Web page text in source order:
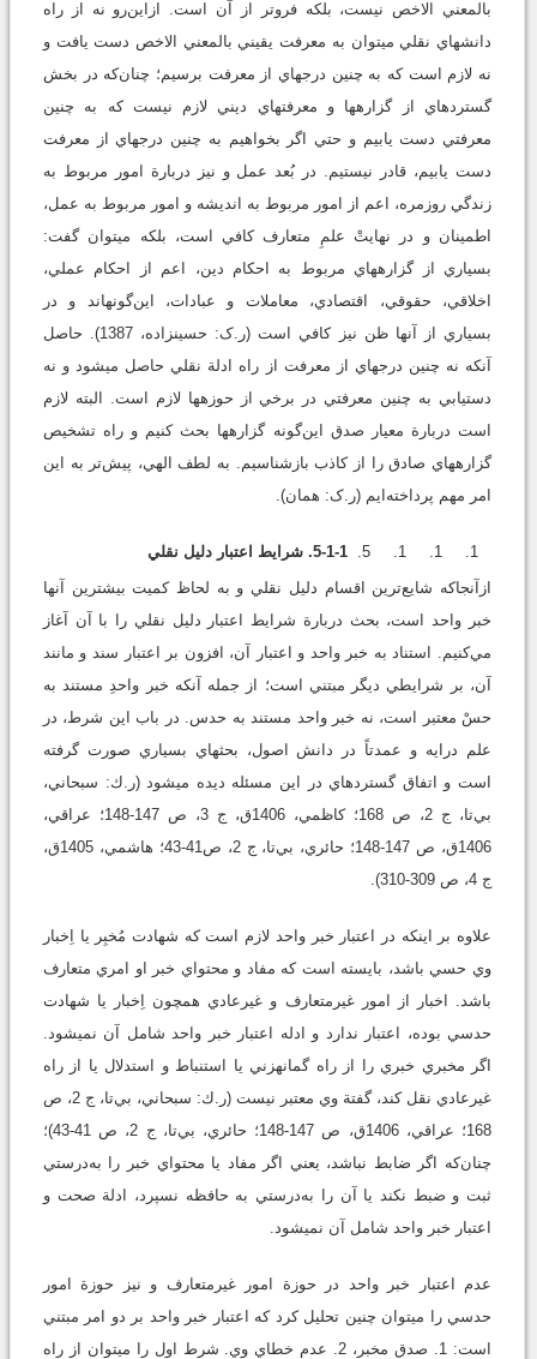
بالمعني الاخص نيست، بلکه فروتر از آن است. ازاين‌رو نه از راه
دانش‏هاي نقلي مي‏توان به معرفت يقيني بالمعني الاخص دست يافت و
نه لازم است که به چنين درجه‏اي از معرفت برسيم؛ چنان‌که در بخش
گسترده‏اي از گزاره‏ها و معرفت‏هاي ديني لازم نيست که به چنين
معرفتي دست يابيم و حتي اگر بخواهيم به چنين درجه‏اي از معرفت
دست يابيم، قادر نيستيم. در بُعد عمل و نيز دربارة امور مربوط به
زندگي روزمره، اعم از امور مربوط به انديشه و امور مربوط به عمل،
اطمينان و در نهايتْ علمِ متعارف کافي است، بلکه مي‏توان گفت:
بسياري از گزاره‏هاي مربوط به احکام دين، اعم از احکام عملي،
اخلاقي، حقوقي، اقتصادي، معاملات و عبادات، اين‌گونه‏اند و در
بسياري از آنها ظن نيز کافي است (ر.ک: حسين‏زاده، 1387). حاصل
آنکه نه چنين درجه‏اي از معرفت از راه ادلة نقلي حاصل مي‏شود و نه
دستيابي به چنين معرفتي در برخي از حوزه‏ها لازم است. البته لازم
است دربارة معيار صدق اين‌گونه گزاره‏ها بحث کنيم و راه تشخيص
گزاره‏هاي صادق را از کاذب بازشناسيم. به لطف الهي، پيش‌تر به اين
امر مهم ‏پرداخته‌ايم (ر.ک: همان).
5-1-1. شرايط اعتبار دليل نقلي
ازآنجا‌که شايع‌ترين اقسام دليل نقلي و به لحاظ کميت بيشترين آنها
خبر واحد است، بحث دربارة شرايط اعتبار دليل نقلي را با آن آغاز
مي‌کنيم. استناد به خبر واحد و اعتبار آن، افزون بر اعتبار سند و مانند
آن، بر شرايطي ديگر مبتني است؛ از جمله آنکه خبر واحدِ مستند به
حسْ معتبر است، نه خبر واحد مستند به حدس. در باب اين شرط، در
علم درايه و عمدتاً در دانش اصول، بحث‏هاي بسياري صورت گرفته
است و اتفاق گسترده‏اي در اين مسئله ديده مي‏شود (ر.ك: سبحاني،
بي‌تا، ج ‌2، ص ‌168؛ كاظمي، 1406ق، ج ‌3، ص ‌147-148؛ عراقي،
1406ق، ص ‌147-148؛ حائري، بي‌تا، ج ‌2، ص‌41-43؛ هاشمي، 1405ق،
ج ‌4، ص‌ 309-310).
علاوه بر اينکه در اعتبار خبر واحد لازم است که شهادت مُخبِر يا اِخبار
وي حسي باشد، بايسته است كه مفاد و محتواي خبر او امري متعارف
باشد. اخبار از امور غيرمتعارف و غيرعادي همچون اِخبار يا شهادت
حدسي بوده، اعتبار ندارد و ادله اعتبار خبر واحد شامل آن نمي‏شود.
اگر مخبري خبري را از راه گمانه‏زني يا استنباط و استدلال يا از راه
غيرعادي نقل کند، گفتة وي معتبر نيست (ر.ك: سبحاني، بي‌تا، ج ‌2، ص
‌168؛ عراقي، 1406ق، ص ‌147-148؛ حائري، بي‌تا، ج ‌2، ص ‌41-43)؛
چنان‌که اگر ضابط نباشد، يعني اگر مفاد يا محتواي خبر را به‌درستي
ثبت و ضبط نکند يا آن را به‌درستي به حافظه نسپرد، ادلة صحت و
اعتبار خبر واحد شامل آن نمي‏شود.
عدم اعتبار خبر واحد در حوزة امور غيرمتعارف و نيز حوزة امور
حدسي را مي‏توان چنين تحليل كرد که اعتبار خبر واحد بر دو امر مبتني
است: 1. صدق مخبر، 2. عدم خطاي وي. شرط اول را مي‏توان از راه